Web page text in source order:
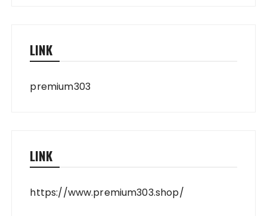
LINK
premium303
LINK
https://www.premium303.shop/